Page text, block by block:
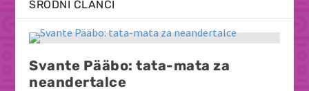
SRODNI ČLANCI
Svante Pääbo: tata-mata za
neandertalce